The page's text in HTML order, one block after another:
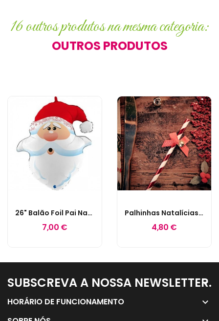
16 outros produtos na mesma categoria:
OUTROS PRODUTOS
26" Balão Foil Pai Natal Curioso
7,00 €
Palhinhas Natalícias Com Laço E Guiso
4,80 €
SUBSCREVA A NOSSA NEWSLETTER.
keyboard_arrow_down
HORÁRIO DE FUNCIONAMENTO keyboard_arrow_down